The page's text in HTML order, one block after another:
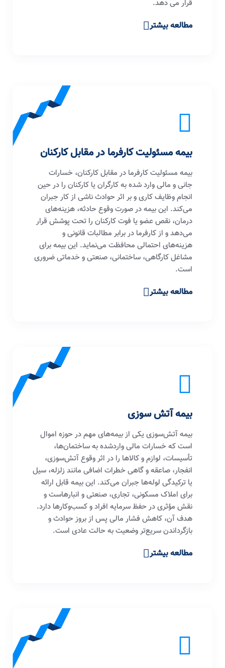
قرار می دهد.
مطالعه بیشتر
بیمه مسئولیت کارفرما در مقابل کارکنان
بیمه مسئولیت کارفرما در مقابل کارکنان، خسارات
جانی و مالی وارد شده به کارگران یا کارکنان را در حین
انجام وظایف کاری و بر اثر حوادث ناشی از کار جبران
می‌کند. این بیمه در صورت وقوع حادثه، هزینه‌های
درمان، نقص عضو یا فوت کارکنان را تحت پوشش قرار
می‌دهد و از کارفرما در برابر مطالبات قانونی و
هزینه‌های احتمالی محافظت می‌نماید. این بیمه برای
مشاغل کارگاهی، ساختمانی، صنعتی و خدماتی ضروری
است.
مطالعه بیشتر
بیمه آتش سوزی
بیمه آتش‌سوزی یکی از بیمه‌های مهم در حوزه اموال
است که خسارات مالی واردشده به ساختمان‌ها،
تأسیسات، لوازم و کالاها را در اثر وقوع آتش‌سوزی،
انفجار، صاعقه و گاهی خطرات اضافی مانند زلزله، سیل
یا ترکیدگی لوله‌ها جبران می‌کند. این بیمه قابل ارائه
برای املاک مسکونی، تجاری، صنعتی و انبارهاست و
نقش مؤثری در حفظ سرمایه افراد و کسب‌وکارها دارد.
هدف آن، کاهش فشار مالی پس از بروز حوادث و
بازگرداندن سریع‌تر وضعیت به حالت عادی است.
مطالعه بیشتر